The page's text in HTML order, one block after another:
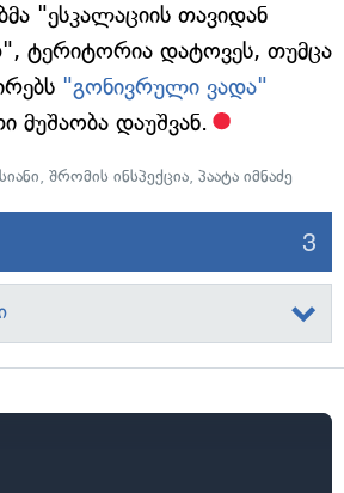
"ესკალაციის თავიდან
ტერიტორია დატოვეს, თუმცა
"გონივრული ვადა"
მუშაობა დაუშვან.
, შრომის ინსპექცია, პაატა იმნაძე
3